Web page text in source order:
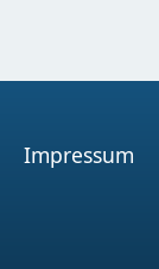
Impressum